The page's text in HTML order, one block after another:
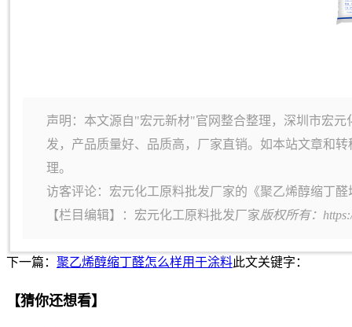
声明：本文源自"宏元新材"官网整合整理，深圳市宏
发，产品质量好、品质高，厂家直销。如本站文章和
理。
访客评论：宏元化工原料批发厂家的《聚乙烯醇缩丁
【栏目编辑】： 宏元化工原料批发厂家版权所有：
下一篇： 聚乙烯醇缩丁醛怎么样用于涂料此文关键字：
【猜你还想看】